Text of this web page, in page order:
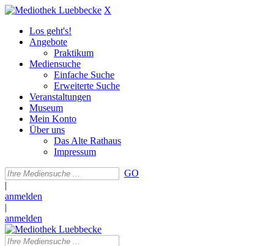
X
Los geht's!
Angebote
Praktikum
Mediensuche
Einfache Suche
Erweiterte Suche
Veranstaltungen
Museum
Mein Konto
Über uns
Das Alte Rathaus
Impressum
GO
|
anmelden
|
anmelden